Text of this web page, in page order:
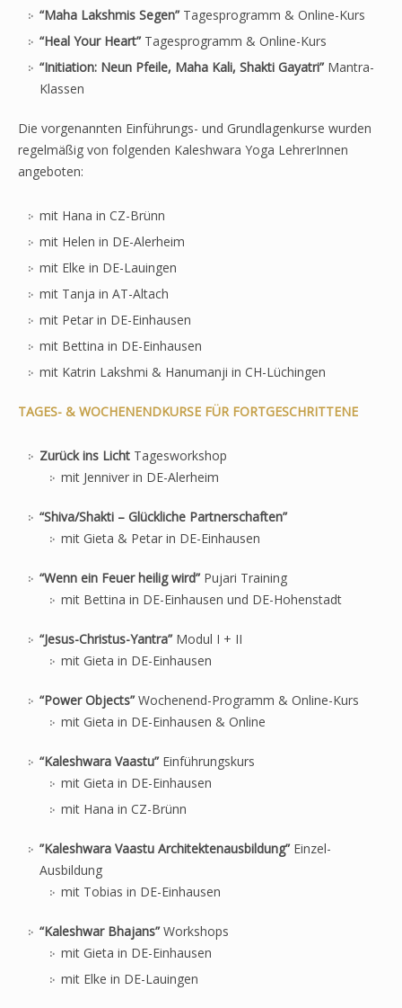
“Maha Lakshmis Segen” Tagesprogramm & Online-Kurs
“Heal Your Heart” Tagesprogramm & Online-Kurs
“Initiation: Neun Pfeile, Maha Kali, Shakti Gayatri” Mantra-
Klassen
Die vorgenannten Einführungs- und Grundlagenkurse wurden
regelmäßig von folgenden Kaleshwara Yoga LehrerInnen
angeboten:
mit Hana in CZ-Brünn
mit Helen in DE-Alerheim
mit Elke in DE-Lauingen
mit Tanja in AT-Altach
mit Petar in DE-Einhausen
mit Bettina in DE-Einhausen
mit Katrin Lakshmi & Hanumanji in CH-Lüchingen
TAGES- & WOCHENENDKURSE FÜR FORTGESCHRITTENE
Zurück ins Licht Tagesworkshop
mit Jenniver in DE-Alerheim
“Shiva/Shakti – Glückliche Partnerschaften”
mit Gieta & Petar in DE-Einhausen
“Wenn ein Feuer heilig wird” Pujari Training
mit Bettina in DE-Einhausen und DE-Hohenstadt
“Jesus-Christus-Yantra” Modul I + II
mit Gieta in DE-Einhausen
“Power Objects” Wochenend-Programm & Online-Kurs
mit Gieta in DE-Einhausen & Online
“Kaleshwara Vaastu” Einführungskurs
mit Gieta in DE-Einhausen
mit Hana in CZ-Brünn
”Kaleshwara Vaastu Architektenausbildung” Einzel-
Ausbildung
mit Tobias in DE-Einhausen
“Kaleshwar Bhajans” Workshops
mit Gieta in DE-Einhausen
mit Elke in DE-Lauingen